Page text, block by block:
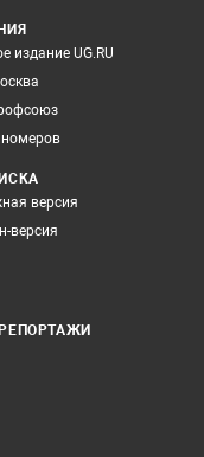
издание UG.RU
версия
версия